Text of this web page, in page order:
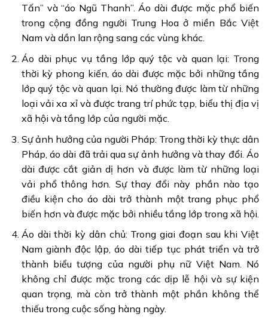
Tấn” và “áo Ngũ Thanh”. Áo dài được mặc phổ biến
trong cộng đồng người Trung Hoa ở miền Bắc Việt
Nam và dần lan rộng sang các vùng khác.
Áo dài phục vụ tầng lớp quý tộc và quan lại: Trong
thời kỳ phong kiến, áo dài được mặc bởi những tầng
lớp quý tộc và quan lại. Nó thường được làm từ những
loại vải xa xỉ và được trang trí phức tạp, biểu thị địa vị
xã hội và tầng lớp của người mặc.
Sự ảnh hưởng của người Pháp: Trong thời kỳ thực dân
Pháp, áo dài đã trải qua sự ảnh hưởng và thay đổi. Áo
dài được cắt giản dị hơn và được làm từ những loại
vải phổ thông hơn. Sự thay đổi này phần nào tạo
điều kiện cho áo dài trở thành một trang phục phổ
biến hơn và được mặc bởi nhiều tầng lớp trong xã hội.
Áo dài thời kỳ dân chủ: Trong giai đoạn sau khi Việt
Nam giành độc lập, áo dài tiếp tục phát triển và trở
thành biểu tượng của người phụ nữ Việt Nam. Nó
không chỉ được mặc trong các dịp lễ hội và sự kiện
quan trọng, mà còn trở thành một phần không thể
thiếu trong cuộc sống hàng ngày.